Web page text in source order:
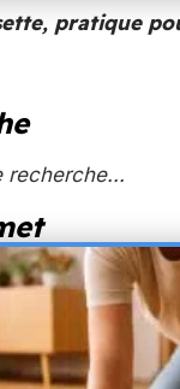
pratique